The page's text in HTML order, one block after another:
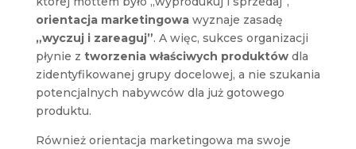
orientacja marketingowawyznaje zasadę
„wyczuj i zareaguj”. A więc, sukces organizacji
płynie z tworzenia właściwych produktówdla
zidentyfikowanej grupy docelowej, a nie szukania
potencjalnych nabywców dla już gotowego
produktu.
Również orientacja marketingowa ma swoje